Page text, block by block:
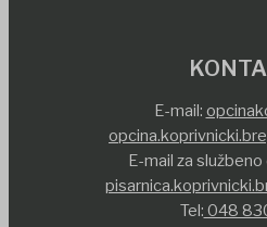
E-mail:
E-mail za
Tel: 048